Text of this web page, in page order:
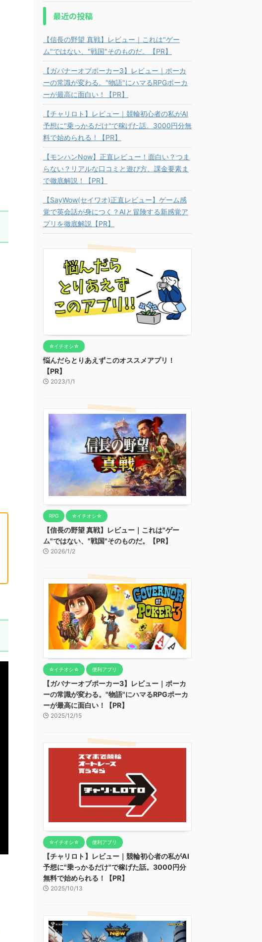
最近の投稿
【信長の野望 真戦】レビュー｜これは"ゲー
ム"ではない、"戦国"そのものだ。【PR】
【ガバナーオブポーカー3】レビュー｜ポーカ
ーの常識が変わる。"物語"にハマるRPGポーカ
ーが最高に面白い！【PR】
【チャリロト】レビュー｜競輪初心者の私がAI
予想に"乗っかるだけ"で稼げた話。3000円分無
料で始められる！【PR】
【モンハンNow】正直レビュー！面白い？つま
らない？リアルな口コミと遊び方、課金要素ま
で徹底解説！【PR】
【SayWow(セイワオ)正直レビュー】ゲーム感
覚で英会話が身につく？AIと冒険する新感覚ア
プリを徹底解説【PR】
☆イチオシ☆
悩んだらとりあえずこのオススメアプリ！
【PR】
2023/1/1
RPG ☆イチオシ☆
【信長の野望 真戦】レビュー｜これは"ゲー
ム"ではない、"戦国"そのものだ。【PR】
2026/1/2
☆イチオシ☆ 便利アプリ
【ガバナーオブポーカー3】レビュー｜ポーカ
ーの常識が変わる。"物語"にハマるRPGポーカ
ーが最高に面白い！【PR】
2025/12/15
☆イチオシ☆ 便利アプリ
【チャリロト】レビュー｜競輪初心者の私がAI
予想に"乗っかるだけ"で稼げた話。3000円分
無料で始められる！【PR】
2025/10/13